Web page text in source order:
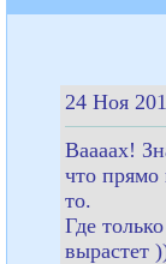
24 Ноя
Ваааах!
что прямо
то.
Где
вырастет